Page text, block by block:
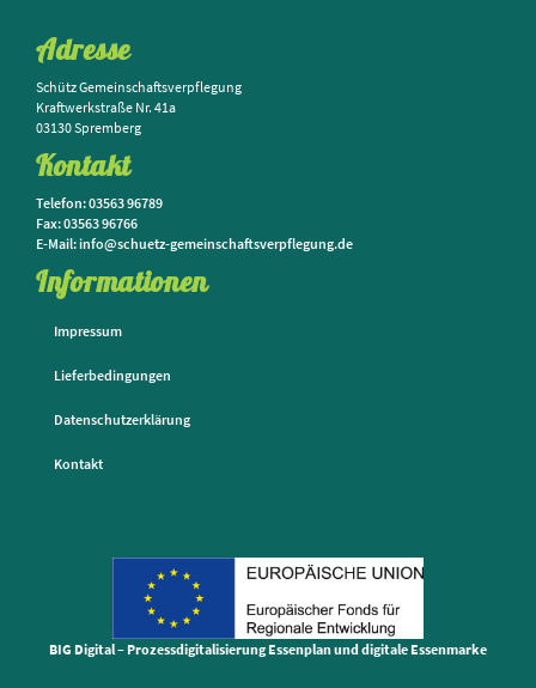
Adresse
Schütz Gemeinschaftsverpflegung
Kraftwerkstraße Nr. 41a
03130 Spremberg
Kontakt
Telefon: 03563 96789
Fax: 03563 96766
E-Mail: info@schuetz-gemeinschaftsverpflegung.de
Informationen
Impressum
Lieferbedingungen
Datenschutzerklärung
Kontakt
BIG Digital – Prozessdigitalisierung Essenplan und digitale Essenmarke